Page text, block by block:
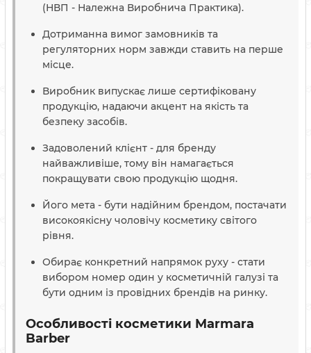
(НВП - Належна Виробнича Практика).
Дотриманна вимог замовників та
регуляторних норм завжди ставить на перше
місце.
Виробник випускає лише сертифіковану
продукцію, надаючи акцент на якість та
безпеку засобів.
Задоволений клієнт - для бренду
найважливіше, тому він намагається
покращувати свою продукцію щодня.
Його мета - бути надійним брендом, постачати
високоякісну чоловічу косметику світого
рівня.
Обирає конкретний напрямок руху - стати
вибором номер один у косметичній галузі та
бути одним із провідних брендів на ринку.
Особливості косметики Marmara
Barber